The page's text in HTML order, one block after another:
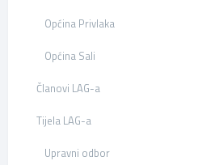
Općina Privlaka
Općina Sali
Članovi LAG-a
Tijela LAG-a
Upravni odbor